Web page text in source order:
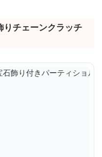
りチェーンクラッチ